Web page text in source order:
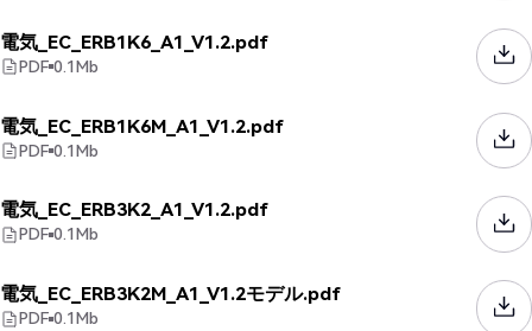
電気_EC_ERB1K6_A1_V1.2.pdf
PDF 0.1Mb
電気_EC_ERB1K6M_A1_V1.2.pdf
PDF 0.1Mb
電気_EC_ERB3K2_A1_V1.2.pdf
PDF 0.1Mb
電気_EC_ERB3K2M_A1_V1.2モデル.pdf
PDF 0.1Mb